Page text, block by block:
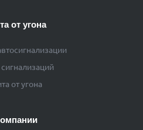
от угона
сигнализаций
от угона